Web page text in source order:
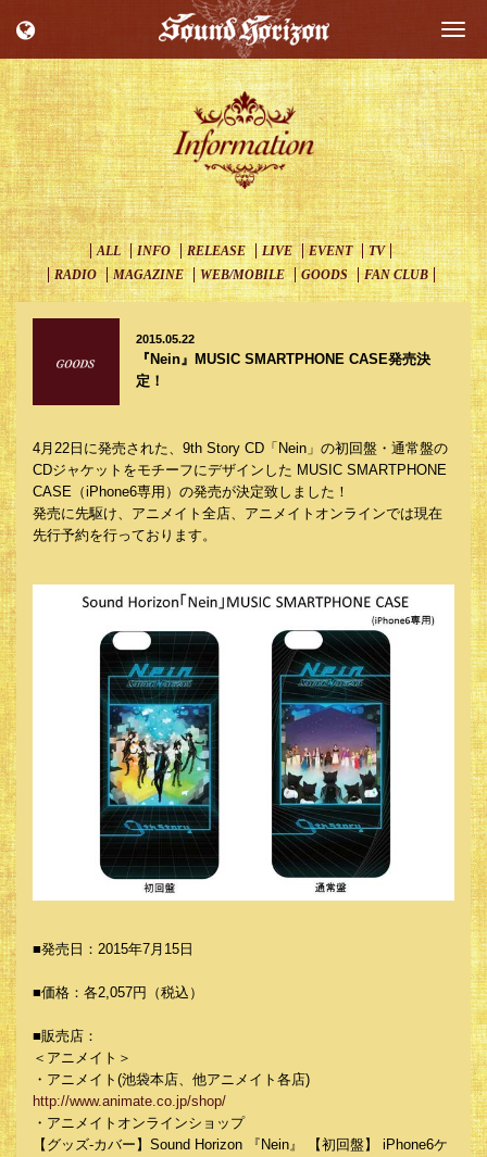
ALL INFO RELEASE LIVE EVENT
TV
RADIO
MAGAZINE WEB/MOBILE GOODS FAN CLUB
2015.05.22
『Nein』MUSIC SMARTPHONE CASE発売決
定！
4月22日に発売された、9th Story CD「Nein」の初回盤・通常盤の
CDジャケットをモチーフにデザインした MUSIC SMARTPHONE
CASE（iPhone6専用）の発売が決定致しました！
発売に先駆け、アニメイト全店、アニメイトオンラインでは現在
先行予約を行っております。
■発売日：2015年7月15日
■価格：各2,057円（税込）
■販売店：
＜アニメイト＞
・アニメイト(池袋本店、他アニメイト各店)
http://www.animate.co.jp/shop/
・アニメイトオンラインショップ
【グッズ-カバー】Sound Horizon 『Nein』 【初回盤】 iPhone6ケ